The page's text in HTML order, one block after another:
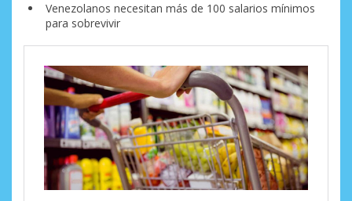
Venezolanos necesitan más de 100 salarios mínimos
para sobrevivir